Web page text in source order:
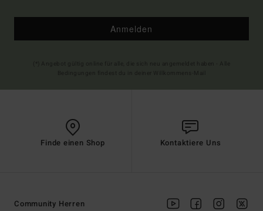
Anmelden
Finde einen Shop Kontaktiere Uns
Community Herren